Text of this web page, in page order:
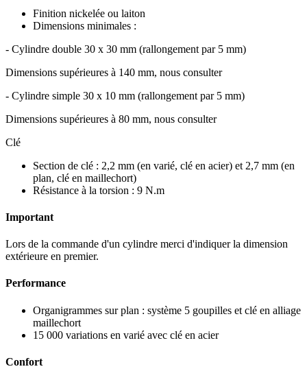
Finition nickelée ou laiton
Dimensions minimales :
- Cylindre double 30 x 30 mm (rallongement par 5 mm)
Dimensions supérieures à 140 mm, nous consulter
- Cylindre simple 30 x 10 mm (rallongement par 5 mm)
Dimensions supérieures à 80 mm, nous consulter
Clé
Section de clé : 2,2 mm (en varié, clé en acier) et 2,7 mm (en
plan, clé en maillechort)
Résistance à la torsion : 9 N.m
Important
Lors de la commande d'un cylindre merci d'indiquer la dimension
extérieure en premier.
Performance
Organigrammes sur plan : système 5 goupilles et clé en alliage
maillechort
15 000 variations en varié avec clé en acier
Confort